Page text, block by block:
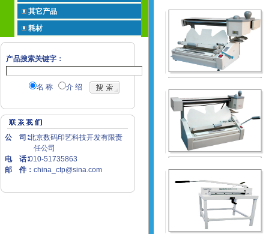
其它产品
耗材
产品搜索关键字：
名 称 介 绍
公 司∶北京数码印艺科技开发有限责
任公司
电 话∶010-51735863
邮 件： china_ctp@sina.com